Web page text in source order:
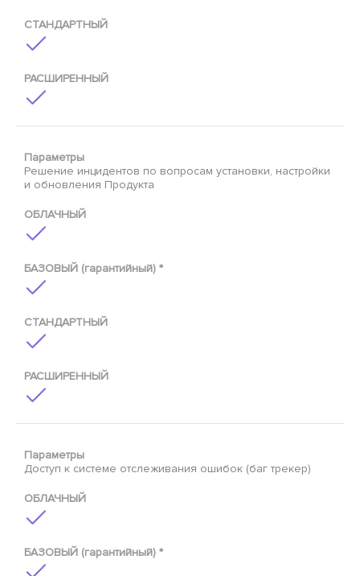
СТАНДАРТНЫЙ
РАСШИРЕННЫЙ
Параметры
Решение инцидентов по вопросам установки, настройки
и обновления Продукта
ОБЛАЧНЫЙ
БАЗОВЫЙ (гарантийный) *
СТАНДАРТНЫЙ
РАСШИРЕННЫЙ
Параметры
Доступ к системе отслеживания ошибок (баг трекер)
ОБЛАЧНЫЙ
БАЗОВЫЙ (гарантийный) *